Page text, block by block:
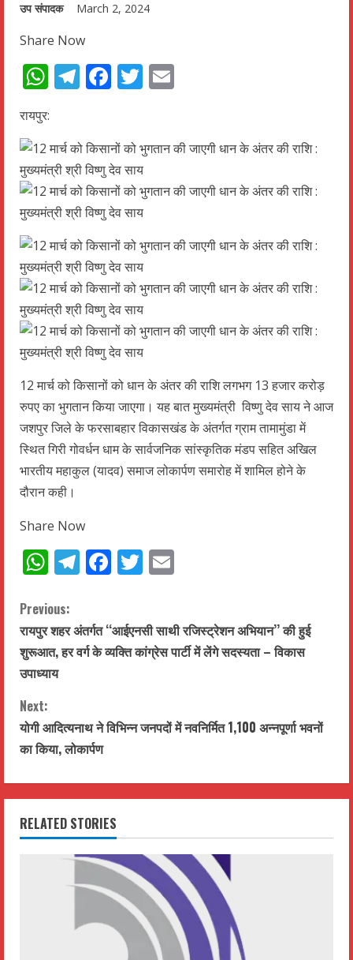
उप संपादक March 2, 2024
Share Now
WhatsApp
Telegram
Facebook
Twitter
रायपुर:
12 मार्च को किसानों को धान के अंतर की राशि लगभग 13 हजार करोड़
रुपए का भुगतान किया जाएगा। यह बात मुख्यमंत्री विष्णु देव साय ने आज
जशपुर जिले के फरसाबहार विकासखंड के अंतर्गत ग्राम तामामुंडा में
स्थित गिरी गोवर्धन धाम के सार्वजनिक सांस्कृतिक मंडप सहित अखिल
भारतीय महाकुल (यादव) समाज लोकार्पण समारोह में शामिल होने के
दौरान कही।
Share Now
WhatsApp
Telegram
Facebook
Twitter
C
o
n
t
i
n
u
e
Previous:
रायपुर शहर अंतर्गत ‘‘आईएनसी साथी रजिस्ट्रेशन अभियान’’ की हुई
शुरूआत, हर वर्ग के व्यक्ति कांग्रेस पार्टी में लेंगे सदस्यता – विकास
उपाध्याय
Next:
योगी आदित्यनाथ ने विभिन्न जनपदों में नवनिर्मित 1,100 अन्नपूर्णा भवनों
का किया, लोकार्पण
RELATED STORIES